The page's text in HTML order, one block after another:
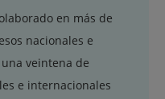
en más de
nacionales e
veintena de
e internacionales